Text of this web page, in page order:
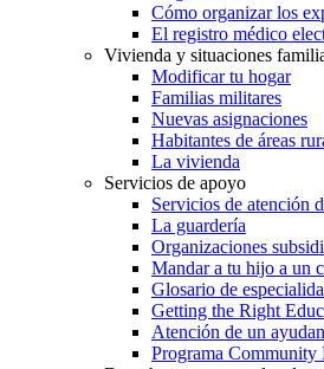
Cómo organizar los
El registro médico
Vivienda y situaciones
Modificar tu hogar
Familias militares
Nuevas asignaciones
Habitantes de áreas
La vivienda
Servicios de apoyo
Servicios de atención
La guardería
Organizaciones
Mandar a tu hijo a un
Glosario de
Getting the Right
Atención de un
Programa Community